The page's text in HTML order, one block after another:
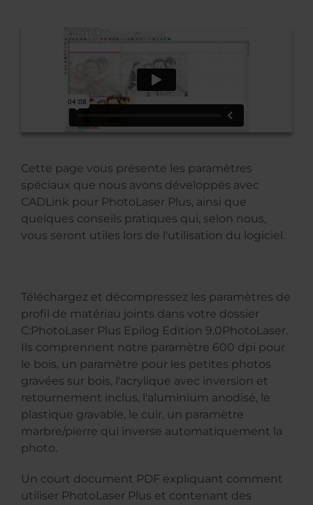
Cette page vous présente les paramètres
spéciaux que nous avons développés avec
CADLink pour PhotoLaser Plus, ainsi que
quelques conseils pratiques qui, selon nous,
vous seront utiles lors de l'utilisation du logiciel.
Téléchargez et décompressez les paramètres de
profil de matériau joints dans votre dossier
C:PhotoLaser Plus Epilog Edition 9.0PhotoLaser.
Ils comprennent notre paramètre 600 dpi pour
le bois, un paramètre pour les petites photos
gravées sur bois, l'acrylique avec inversion et
retournement inclus, l'aluminium anodisé, le
plastique gravable, le cuir, un paramètre
marbre/pierre qui inverse automatiquement la
photo.
Un court document PDF expliquant comment
utiliser PhotoLaser Plus et contenant des